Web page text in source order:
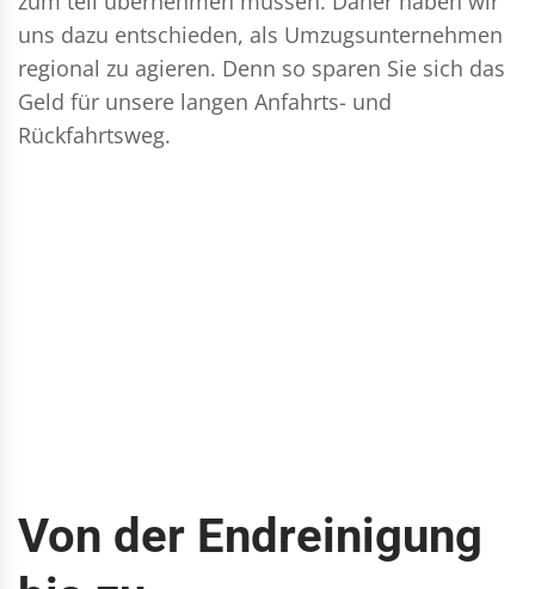
uns dazu entschieden, als Umzugsunternehmen
regional zu agieren. Denn so sparen Sie sich das
Geld für unsere langen Anfahrts- und
Rückfahrtsweg.
Von der Endreinigung